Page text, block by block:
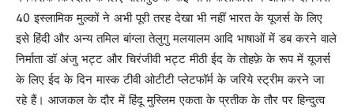
40 इस्लामिक मुल्कों ने अभी पूरी तरह देखा भी नहीं भारत के यूजर्स के लिए
इसे हिंदी और अन्य तमिल बांग्ला तेलुगु मलयालम आदि भाषाओं में डब करने वाले
निर्माता डॉ अंजु भट्ट और चिरंजीवी भट्ट मीठी ईद के तोहफ़े के रूप में यूजर्स
के लिए ईद के दिन मास्क टीवी ओटीटी प्लेटफॉर्म के जरिये स्ट्रीम करने जा
रहे हैं। आजकल के दौर में हिंदू मुस्लिम एकता के प्रतीक के तौर पर हिन्दुत्व